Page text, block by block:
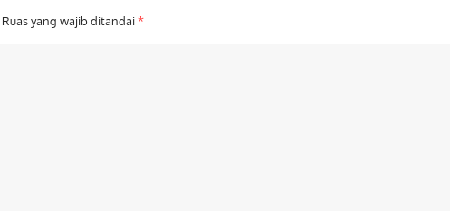
Ruas yang wajib ditandai*